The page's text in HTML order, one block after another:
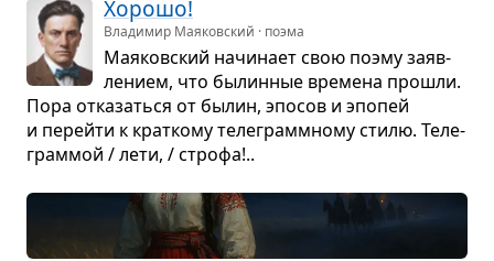
Хорошо!
Владимир Маяковский · поэма
Мая­ков­ский начи­нает свою поэму заяв­
ле­нием, что былин­ные вре­мена про­шли.
Пора отка­заться от былин, эпо­сов и эпо­пей
и перейти к крат­кому теле­грамм­ному стилю. Теле­
грам­мой / лети, / строфа!..